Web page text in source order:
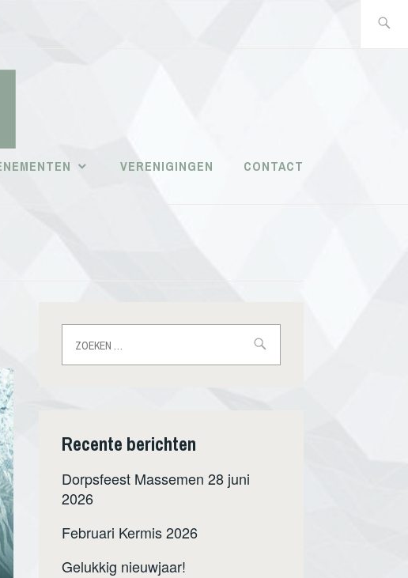
WERKEN
VERENIGINGEN CONTACT
naar:
Recente berichten
Dorpsfeest Massemen 28 juni
2026
Februari Kermis 2026
Gelukkig nieuwjaar!